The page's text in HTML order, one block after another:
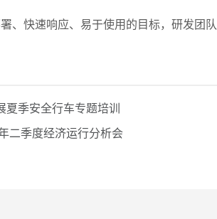
、快速响应、易于使用的目标，研发团
夏季安全行车专题培训
二季度经济运行分析会